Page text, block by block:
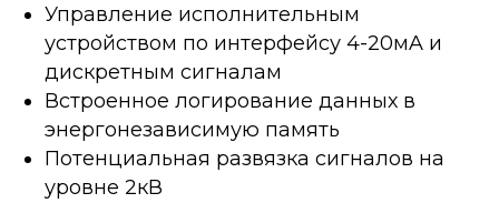
Управление исполнительным
устройством по интерфейсу 4-20мA и
дискретным сигналам
Встроенное логирование данных в
энергонезависимую память
Потенциальная развязка сигналов на
уровне 2кВ